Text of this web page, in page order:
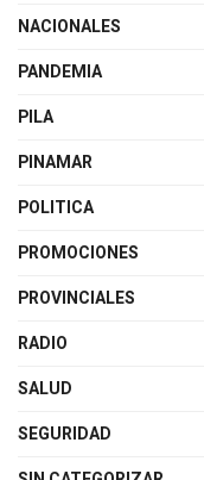
NACIONALES
PANDEMIA
PILA
PINAMAR
POLITICA
PROMOCIONES
PROVINCIALES
RADIO
SALUD
SEGURIDAD